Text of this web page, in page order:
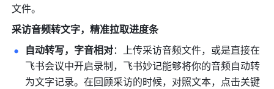
文件。
采访音频转文字，精准拉取进度条
自动转写，字音相对：上传采访音频文件，或是直接在
飞书会议中开启录制，飞书妙记能够将你的音频自动转
为文字记录。在回顾采访的时候，对照文本，点击关键